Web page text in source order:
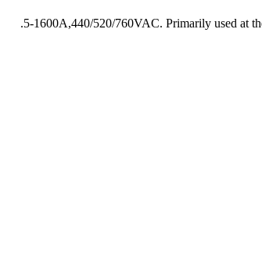
5-1600A,440/520/760VAC. Primarily used at